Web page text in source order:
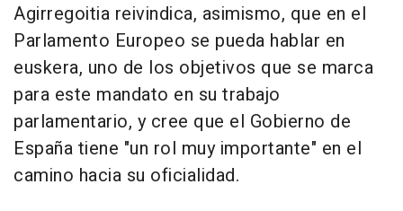
Agirregoitia reivindica, asimismo, que en el
Parlamento Europeo se pueda hablar en
euskera, uno de los objetivos que se marca
para este mandato en su trabajo
parlamentario, y cree que el Gobierno de
España tiene "un rol muy importante" en el
camino hacia su oficialidad.